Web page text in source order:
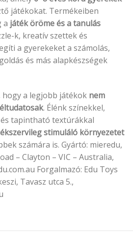
játékokat. Termékeiben
a játék öröme és a tanulás
k, kreatív szettek és
a gyerekeket a számolás,
és más alapkészségek
hogy a legjobb játékok nem
. Élénk színekkel,
tapintható textúrákkal
stimuláló környezetet
számára is. Gyártó: mieredu,
– Clayton – VIC – Australia,
Forgalmazó: Edu Toys
Tavasz utca 5.,